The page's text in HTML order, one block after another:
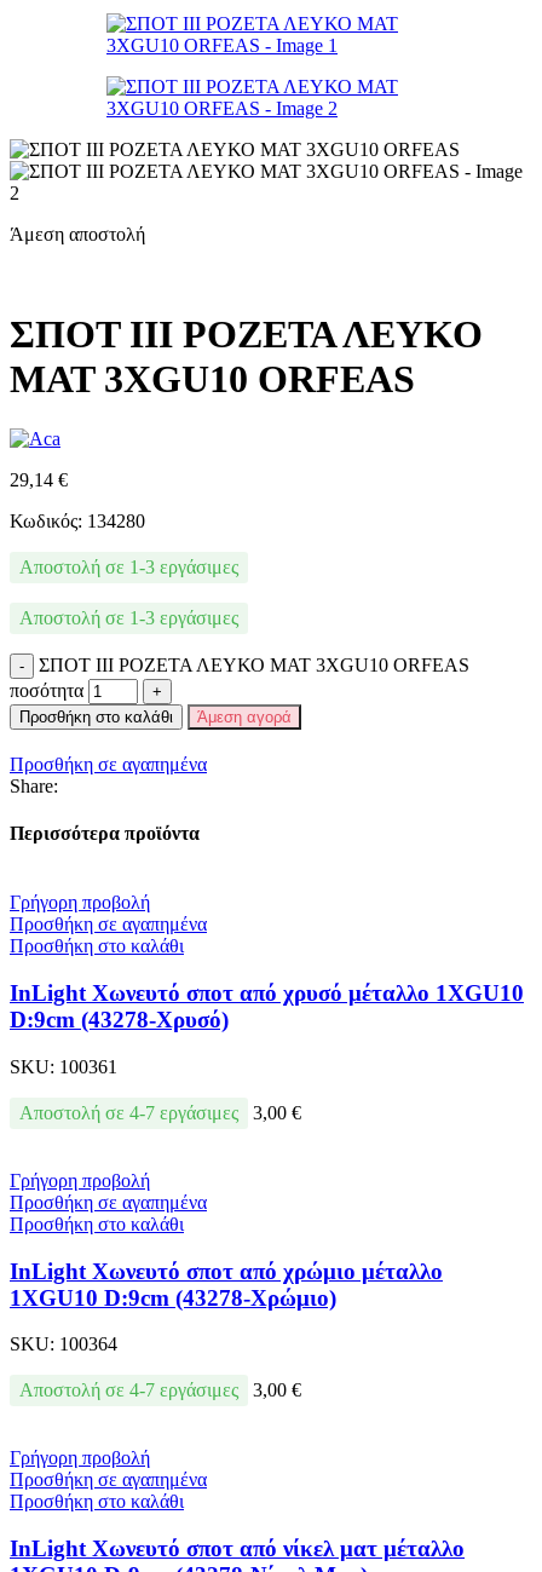
Άμεση αποστολή
ΣΠΟΤ III ΡΟΖΕΤΑ ΛΕΥΚΟ
ΜΑΤ 3ΧGU10 ORFEAS
29,14 €
Κωδικός: 134280
Αποστολή σε 1-3 εργάσιμες
Αποστολή σε 1-3 εργάσιμες
ΣΠΟΤ III ΡΟΖΕΤΑ ΛΕΥΚΟ ΜΑΤ 3ΧGU10 ORFEAS
ποσότητα
Προσθήκη στο καλάθι Άμεση αγορά
Προσθήκη σε αγαπημένα
Share:
Περισσότερα προϊόντα
Γρήγορη προβολή
Προσθήκη σε αγαπημένα
Προσθήκη στο καλάθι
InLight Χωνευτό σποτ από χρυσό μέταλλο 1XGU10
D:9cm (43278-Χρυσό)
SKU: 100361
Αποστολή σε 4-7 εργάσιμες 3,00 €
Γρήγορη προβολή
Προσθήκη σε αγαπημένα
Προσθήκη στο καλάθι
InLight Χωνευτό σποτ από χρώμιο μέταλλο
1XGU10 D:9cm (43278-Χρώμιο)
SKU: 100364
Αποστολή σε 4-7 εργάσιμες 3,00 €
Γρήγορη προβολή
Προσθήκη σε αγαπημένα
Προσθήκη στο καλάθι
InLight Χωνευτό σποτ από νίκελ ματ μέταλλο